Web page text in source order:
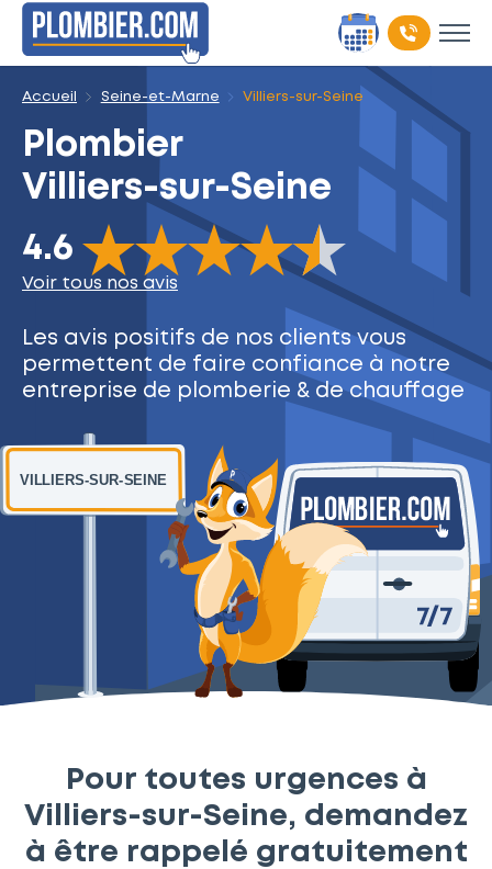
Accueil Seine-et-Marne Villiers-sur-Seine
Plombier
Villiers-sur-Seine
4.6
The rating of this product is 4.6out of 5
Voir tous nos avis
Les avis positifs de nos clientsvous
permettent de faire confiance à notre
entreprise de plomberie & de chauffage
VILLIERS-SUR-SEINE
Pour toutes urgences à
Villiers-sur-Seine, demandez
à être rappelé gratuitement